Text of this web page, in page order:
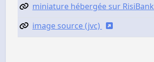
miniature hébergée sur RisiBank
image source (jvc)